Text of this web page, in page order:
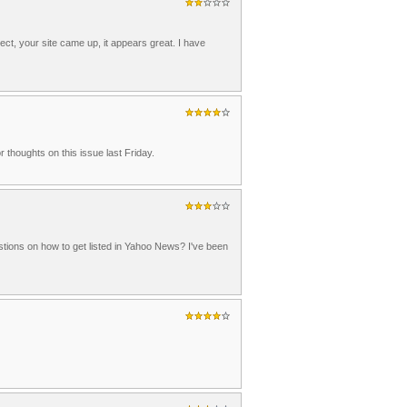
your site came up, it appears great. I have
thoughts on this issue last Friday.
on how to get listed in Yahoo News? I've been